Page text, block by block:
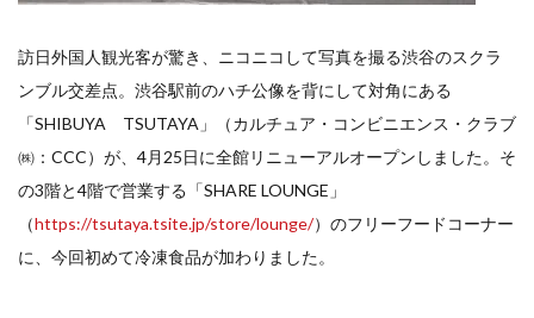
訪日外国人観光客が驚き、ニコニコして写真を撮る渋谷のスクラ
ンブル交差点。渋谷駅前のハチ公像を背にして対角にある
「SHIBUYA TSUTAYA」（カルチュア・コンビニエンス・クラブ
㈱：CCC）が、4月25日に全館リニューアルオープンしました。そ
の3階と4階で営業する「SHARE LOUNGE」
（https://tsutaya.tsite.jp/store/lounge/）のフリーフードコーナー
に、今回初めて冷凍食品が加わりました。
ビビゴ
なにわ パーティー
パーティー餃子
パックご飯
ハロウィン
ハンギョドン
ファミリーマート
ワイン
ぷるもち水餃子
マンドゥ
メスティン
ラーメン
ラーメンJourney
レシピ 만두
検索